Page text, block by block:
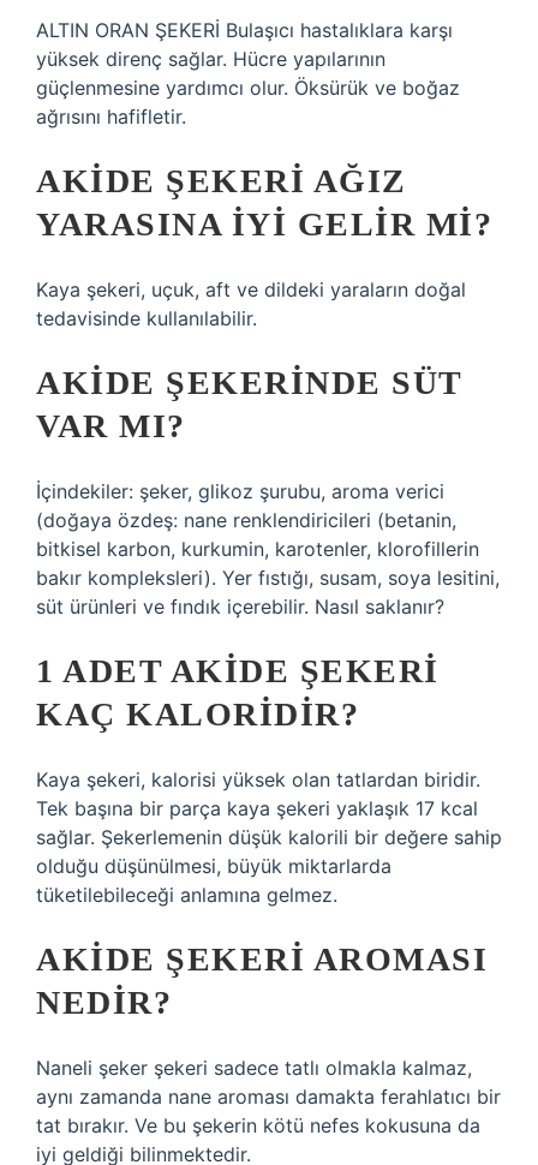
ALTIN ​​ORAN ŞEKERİ Bulaşıcı hastalıklara karşı
yüksek direnç sağlar. Hücre yapılarının
güçlenmesine yardımcı olur. Öksürük ve boğaz
ağrısını hafifletir.
AKIDE ŞEKERI AĞIZ
YARASINA IYI GELIR MI?
Kaya şekeri, uçuk, aft ve dildeki yaraların doğal
tedavisinde kullanılabilir.
AKIDE ŞEKERINDE SÜT
VAR MI?
İçindekiler: şeker, glikoz şurubu, aroma verici
(doğaya özdeş: nane renklendiricileri (betanin,
bitkisel karbon, kurkumin, karotenler, klorofillerin
bakır kompleksleri). Yer fıstığı, susam, soya lesitini,
süt ürünleri ve fındık içerebilir. Nasıl saklanır?
1 ADET AKIDE ŞEKERI
KAÇ KALORIDIR?
Kaya şekeri, kalorisi yüksek olan tatlardan biridir.
Tek başına bir parça kaya şekeri yaklaşık 17 kcal
sağlar. Şekerlemenin düşük kalorili bir değere sahip
olduğu düşünülmesi, büyük miktarlarda
tüketilebileceği anlamına gelmez.
AKIDE ŞEKERI AROMASI
NEDIR?
Naneli şeker şekeri sadece tatlı olmakla kalmaz,
aynı zamanda nane aroması damakta ferahlatıcı bir
tat bırakır. Ve bu şekerin kötü nefes kokusuna da
iyi geldiği bilinmektedir.